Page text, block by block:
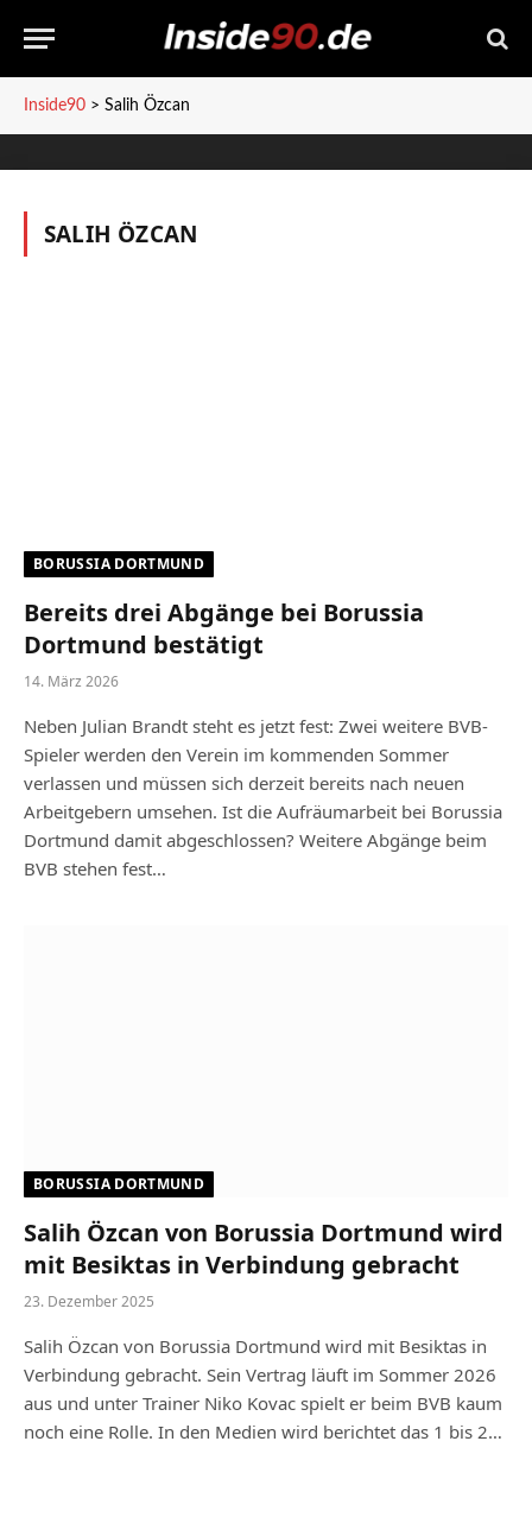
Inside90 > Salih Özcan
SALIH ÖZCAN
BORUSSIA DORTMUND
Bereits drei Abgänge bei Borussia
Dortmund bestätigt
14. März 2026
Neben Julian Brandt steht es jetzt fest: Zwei weitere BVB-
Spieler werden den Verein im kommenden Sommer
verlassen und müssen sich derzeit bereits nach neuen
Arbeitgebern umsehen. Ist die Aufräumarbeit bei Borussia
Dortmund damit abgeschlossen? Weitere Abgänge beim
BVB stehen fest…
BORUSSIA DORTMUND
Salih Özcan von Borussia Dortmund wird
mit Besiktas in Verbindung gebracht
23. Dezember 2025
Salih Özcan von Borussia Dortmund wird mit Besiktas in
Verbindung gebracht. Sein Vertrag läuft im Sommer 2026
aus und unter Trainer Niko Kovac spielt er beim BVB kaum
noch eine Rolle. In den Medien wird berichtet das 1 bis 2…